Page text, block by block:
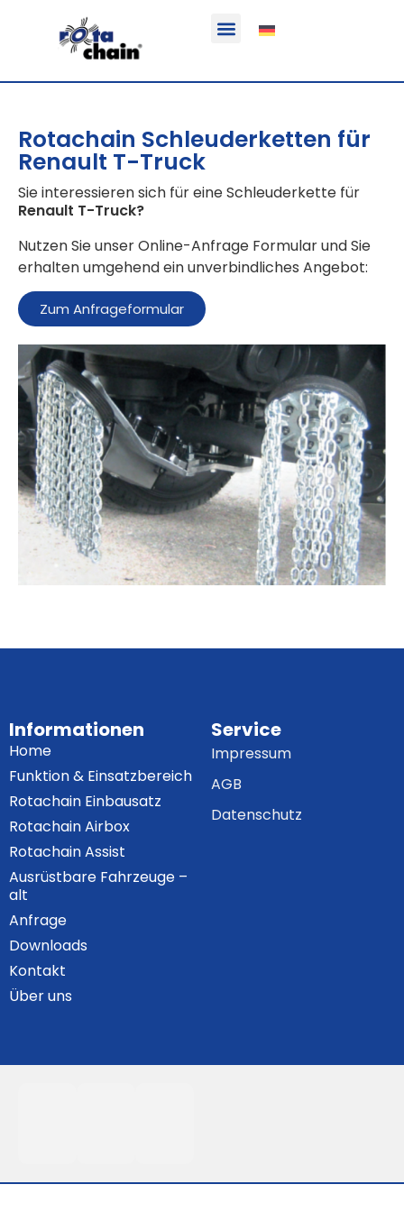
Rotachain Schleuderketten für
Renault T-Truck
Sie interessieren sich für eine Schleuderkette für
Renault T-Truck?
Nutzen Sie unser Online-Anfrage Formular und Sie
erhalten umgehend ein unverbindliches Angebot:
Zum Anfrageformular
Informationen
Home
Funktion & Einsatzbereich
Rotachain Einbausatz
Rotachain Airbox
Rotachain Assist
Ausrüstbare Fahrzeuge –
alt
Anfrage
Downloads
Kontakt
Über uns
Service
Impressum
AGB
Datenschutz